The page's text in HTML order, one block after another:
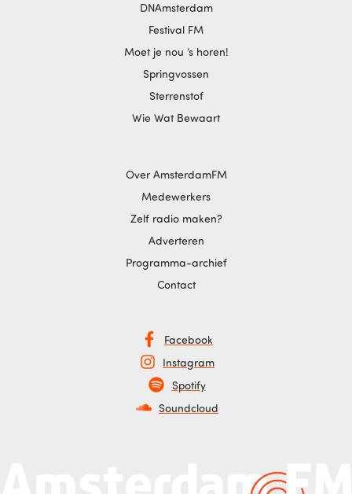
DNAmsterdam
Festival FM
Moet je nou ‘s horen!
Springvossen
Sterrenstof
Wie Wat Bewaart
Over AmsterdamFM
Medewerkers
Zelf radio maken?
Adverteren
Programma-archief
Contact
Facebook
Instagram
Spotify
Soundcloud